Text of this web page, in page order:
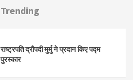
Trending
राष्ट्रपति द्रौपदी मुर्मु ने प्रदान किए पद्म
पुरस्कार